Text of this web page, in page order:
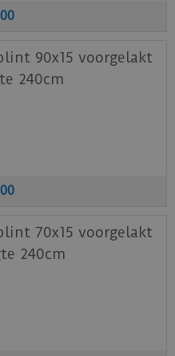
00
90x15 voorgelakt
240cm
00
70x15 voorgelakt
240cm